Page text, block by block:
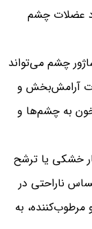
عضلات چشم
چشم می‌تواند
آرامش‌بخش و
به چشم‌ها و
خشکی یا ترشح
ناراحتی در
به